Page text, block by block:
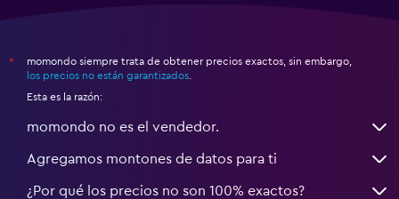
*
momondo siempre trata de obtener precios exactos, sin embargo,
los precios no están garantizados
Esta es la razón:
momondo no es el vendedor.
Agregamos montones de datos para ti
¿Por qué los precios no son 100% exactos?